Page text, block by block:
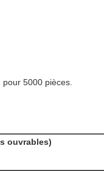
5000 pièces.
ouvrables)